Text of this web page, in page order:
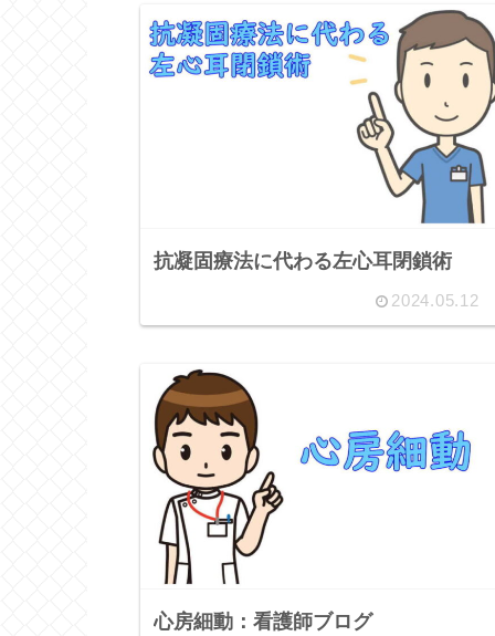
抗凝固療法に代わる左心耳閉鎖術
2024.05.12
心房細動：看護師ブログ